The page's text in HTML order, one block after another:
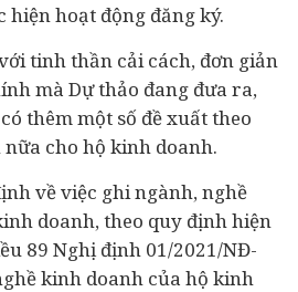
hiện hoạt động đăng ký.
tinh thần cải cách, đơn giản
mà Dự thảo đang đưa ra,
thêm một số đề xuất theo
cho hộ kinh doanh.
về việc ghi ngành, nghề
doanh, theo quy định hiện
89 Nghị định 01/2021/NĐ-
kinh doanh của hộ kinh